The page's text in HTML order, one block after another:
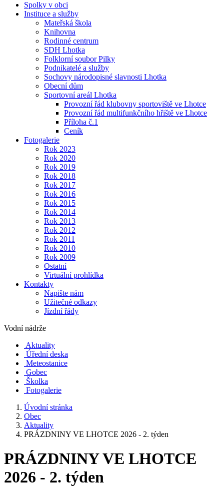
Spolky v obci
Instituce a služby
Mateřská škola
Knihovna
Rodinné centrum
SDH Lhotka
Folklorní soubor Pilky
Podnikatelé a služby
Sochovy národopisné slavnosti Lhotka
Obecní dům
Sportovní areál Lhotka
Provozní řád klubovny sportoviště ve Lhotce
Provozní řád multifunkčního hřiště ve Lhotce
Příloha č.1
Ceník
Fotogalerie
Rok 2023
Rok 2020
Rok 2019
Rok 2018
Rok 2017
Rok 2016
Rok 2015
Rok 2014
Rok 2013
Rok 2012
Rok 2011
Rok 2010
Rok 2009
Ostatní
Virtuální prohlídka
Kontakty
Napište nám
Užitečné odkazy
Jízdní řády
Vodní nádrže
Aktuality
Úřední deska
Meteostanice
Gobec
Školka
Fotogalerie
Úvodní stránka
Obec
Aktuality
PRÁZDNINY VE LHOTCE 2026 - 2. týden
PRÁZDNINY VE LHOTCE
2026 - 2. týden